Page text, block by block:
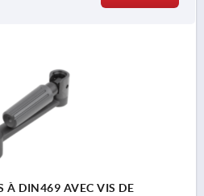
À DIN469 AVEC VIS DE